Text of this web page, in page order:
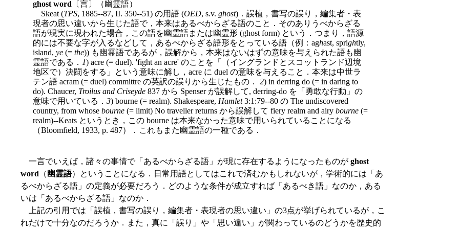
ghost word 〔言〕（幽霊語）
Skeat (TPS, 1885--87, II. 350--51) の用語 (OED, s.v. ghost)．誤植，書写の誤り，編集者・表
現者の思い違いから生じた語で，本来はあるべからざる語のこと．そのありうべからざる
語が現実に現われた場合，この語を幽霊語または幽霊形 (ghost form) という．つまり，語源
的には不要な字が入るなどして，あるべからざる語形をとっている語（例：aghast, sprightly,
island, ye (= the)) も幽霊語であるが，誤解から，本来はないはずの意味を与えられた語も幽
霊語である． 1) acre (= duel). 'fight an acre' のことを「（イングランドとスコットランド辺境
地区で）決闘をする」という意味に解し，acre に duel の意味を与えること．本来は中世ラ
テン語 acram (= duel) committre の英訳の誤りから生じたもの． 2) in derring do (= in daring to
do). Chaucer, Troilus and Criseyde 837 から Spenser が誤解して, derring-do を「勇敢な行動」の
意味で用いている． 3) bourne (= realm). Shakespeare, Hamlet3:1:79--80 の The undiscovered
country, from whose bourne (= limit) No traveller returns から誤解して fiery realm and airy bourne (=
realm)--Keats というとき，この bourne は本来なかった意味で用いられていることになる
（Bloomfield, 1933, p. 487）．これもまた幽霊語の一種である．
一言でいえば，諸々の事情で「あるべからざる語」が現に存在するようになったものが ghost
word （ 幽霊語）ということになる．日常用語としてはこれで済むかもしれないが，学術的には「あ
るべからざる語」の定義が必要だろう．どのような条件が成立すれば「あるべき語」なのか，ある
いは「あるべからざる語」なのか．
上記の引用では「誤植，書写の誤り，編集者・表現者の思い違い」の3点が挙げられているが，こ
れだけで十分なのだろうか．また，真に「誤り」や「思い違い」が関わっているのどうかを歴史的